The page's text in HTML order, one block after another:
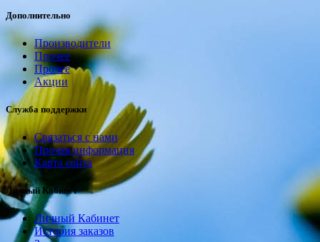
Дополнительно
Производители
Прочее
Прочее
Акции
Служба поддержки
Связаться с нами
Прочая информация
Карта сайта
Личный Кабинет
Личный Кабинет
История заказов